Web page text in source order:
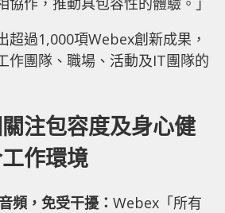
超過1,000項Webex創新成果，
作團隊、職場、活動及IT團隊的
注包容度及身心健
作環境
頻，免受干擾： Webex「所有